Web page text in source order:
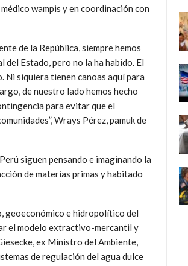
wampis y en coordinación con
de la República, siempre hemos
del Estado, pero no la ha habido. El
Ni siquiera tienen canoas aquí para
de nuestro lado hemos hecho
para evitar que el
Wrays Pérez, pamuk de
siguen pensando e imaginando la
de materias primas y habitado
geoeconómico e hidropolítico del
el modelo extractivo-mercantil y
ex Ministro del Ambiente,
de regulación del agua dulce